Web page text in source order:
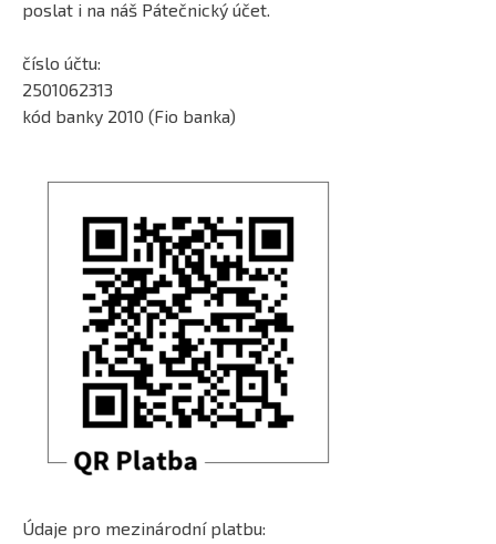
poslat i na náš Pátečnický účet.
číslo účtu:
2501062313
kód banky 2010 (Fio banka)
Údaje pro mezinárodní platbu: